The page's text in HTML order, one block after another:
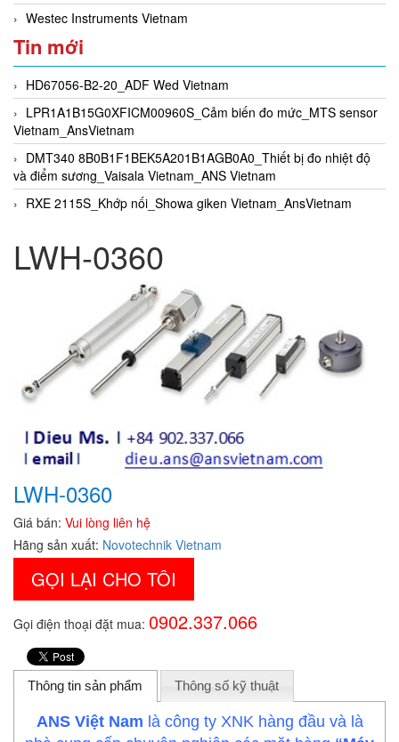
Westec Instruments Vietnam
Tin mới
HD67056-B2-20_ADF Wed Vietnam
LPR1A1B15G0XFICM00960S_Cảm biến đo mức_MTS sensor
Vietnam_AnsVietnam
DMT340 8B0B1F1BEK5A201B1AGB0A0_Thiết bị đo nhiệt độ
và điểm sương_Vaisala Vietnam_ANS Vietnam
RXE 2115S_Khớp nối_Showa giken Vietnam_AnsVietnam
LWH-0360
LWH-0360
Giá bán: Vui lòng liên hệ
Hãng sản xuất: Novotechnik Vietnam
GỌI LẠI CHO TÔI
Gọi điện thoại đặt mua: 0902.337.066
Thông tin sản phẩm Thông số kỹ thuật
ANS Việt Nam là công ty XNK hàng đầu và là